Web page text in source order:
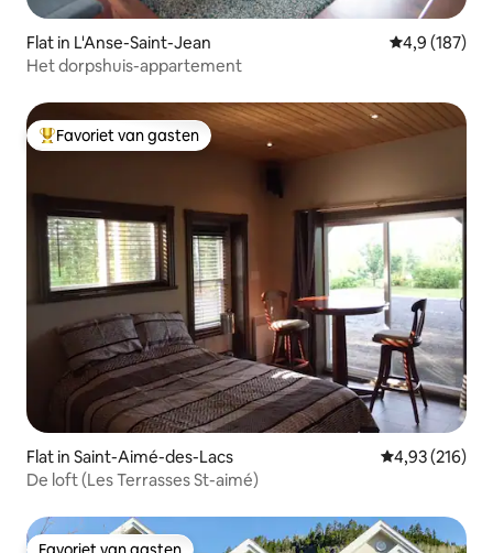
Flat in L'Anse-Saint-Jean Gemiddelde
4,9 (187)
Het dorpshuis-appartement
Topfavoriet van gasten
Favoriet van gasten
Flat in Saint-Aimé-des-Lacs Gemiddelde
4,93 (216)
De loft (Les Terrasses St-aimé)